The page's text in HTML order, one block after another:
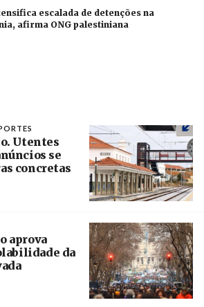
escalada de detenções na
afirma ONG palestiniana
Utentes
se
concretas
aprova
da